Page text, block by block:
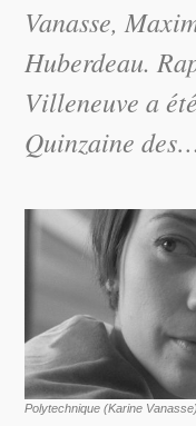
Vanasse,
Huberdeau.
Villeneuve a
Quinzaine des…
Polytechnique (Karine